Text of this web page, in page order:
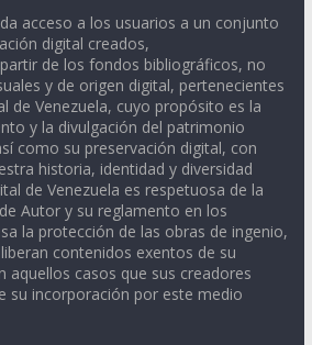
acceso a los usuarios a un conjunto
digital creados,
de los fondos bibliográficos, no
y de origen digital, pertenecientes
de Venezuela, cuyo propósito es la
y la divulgación del patrimonio
como su preservación digital, con
historia, identidad y diversidad
de Venezuela es respetuosa de la
Autor y su reglamento en los
la protección de las obras de ingenio,
contenidos exentos de su
aquellos casos que sus creadores
su incorporación por este medio